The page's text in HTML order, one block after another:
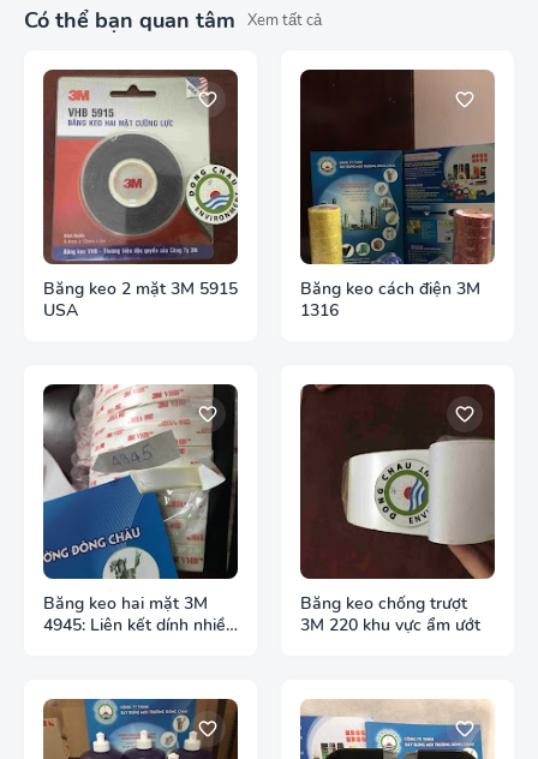
Có thể bạn quan tâm Xem tất cả
Băng keo 2 mặt 3M 5915
USA
Băng keo cách điện 3M
1316
Băng keo hai mặt 3M
4945: Liên kết dính nhiều
Băng keo chống trượt
3M 220 khu vực ẩm ướt